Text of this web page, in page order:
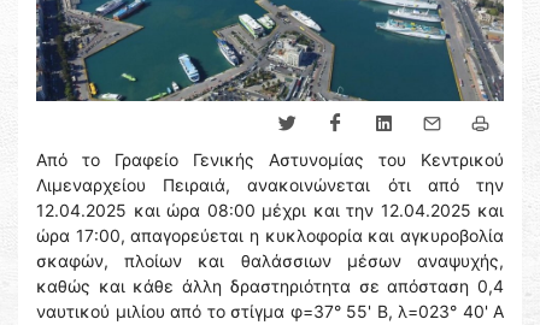
Από το Γραφείο Γενικής Αστυνομίας του Κεντρικού
Λιμεναρχείου Πειραιά, ανακοινώνεται ότι από την
12.04.2025 και ώρα 08:00 μέχρι και την 12.04.2025 και
ώρα 17:00, απαγορεύεται η κυκλοφορία και αγκυροβολία
σκαφών, πλοίων και θαλάσσιων μέσων αναψυχής,
καθώς και κάθε άλλη δραστηριότητα σε απόσταση 0,4
ναυτικού μιλίου από το στίγμα φ=37° 55' Β, λ=023° 40' Α